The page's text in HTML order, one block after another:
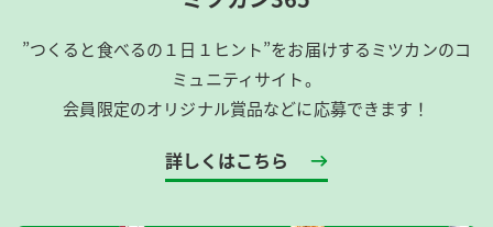
”つくると食べるの１日１ヒント”をお届けするミツカンのコ
ミュニティサイト。
会員限定のオリジナル賞品などに応募できます！
詳しくはこちら